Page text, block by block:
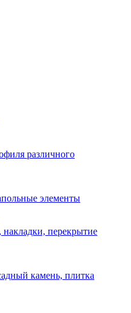
различного
элементы
перекрытие
камень, плитка